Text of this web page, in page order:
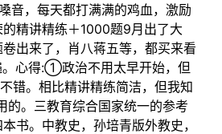
音，每天都打满满的鸡血，激励
精讲精练＋1000题9月出了大
出来了，肖八蒋五等，都买来看
。心得:①政治不用太早开始，但
错。相比精讲精练简洁，但我知
。三教育综合国家统一的参考
书。中教史，孙培青版外教史，